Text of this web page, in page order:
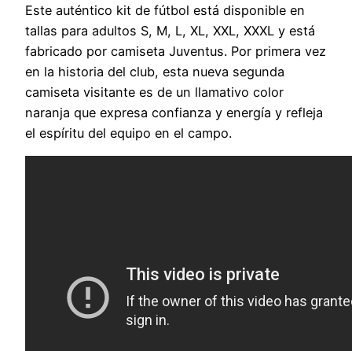
Este auténtico kit de fútbol está disponible en
tallas para adultos S, M, L, XL, XXL, XXXL y está
fabricado por camiseta Juventus. Por primera vez
en la historia del club, esta nueva segunda
camiseta visitante es de un llamativo color
naranja que expresa confianza y energía y refleja
el espíritu del equipo en el campo.